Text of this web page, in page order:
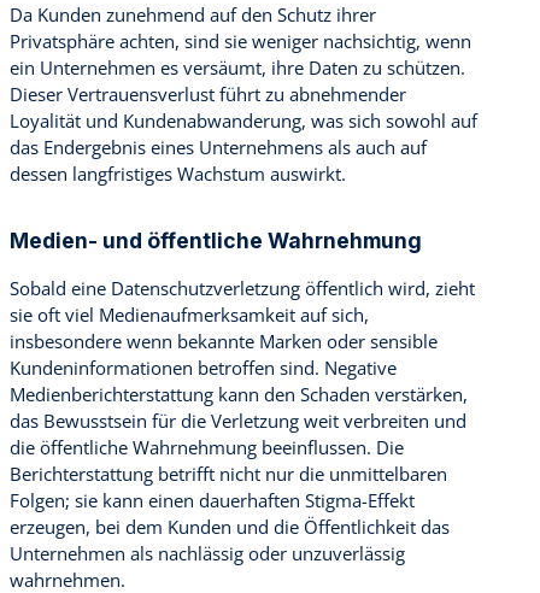
Da Kunden zunehmend auf den Schutz ihrer
Privatsphäre achten, sind sie weniger nachsichtig, wenn
ein Unternehmen es versäumt, ihre Daten zu schützen.
Dieser Vertrauensverlust führt zu abnehmender
Loyalität und Kundenabwanderung, was sich sowohl auf
das Endergebnis eines Unternehmens als auch auf
dessen langfristiges Wachstum auswirkt.
Medien- und öffentliche Wahrnehmung
Sobald eine Datenschutzverletzung öffentlich wird, zieht
sie oft viel Medienaufmerksamkeit auf sich,
insbesondere wenn bekannte Marken oder sensible
Kundeninformationen betroffen sind. Negative
Medienberichterstattung kann den Schaden verstärken,
das Bewusstsein für die Verletzung weit verbreiten und
die öffentliche Wahrnehmung beeinflussen. Die
Berichterstattung betrifft nicht nur die unmittelbaren
Folgen; sie kann einen dauerhaften Stigma-Effekt
erzeugen, bei dem Kunden und die Öffentlichkeit das
Unternehmen als nachlässig oder unzuverlässig
wahrnehmen.